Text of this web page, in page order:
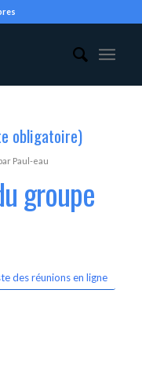
obligatoire)
Paul-eau
groupe
des réunions en ligne